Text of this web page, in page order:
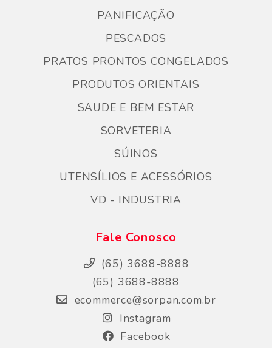
PANIFICAÇÃO
PESCADOS
PRATOS PRONTOS CONGELADOS
PRODUTOS ORIENTAIS
SAUDE E BEM ESTAR
SORVETERIA
SÚINOS
UTENSÍLIOS E ACESSÓRIOS
VD - INDUSTRIA
Fale Conosco
(65) 3688-8888
(65) 3688-8888
ecommerce@sorpan.com.br
Instagram
Facebook